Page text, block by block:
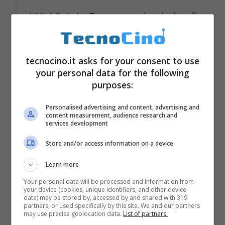
#HaVintoLaDemocraziasi alza il
siparietto Grillo e Salvini
pic.twitter.com/MZ4m5uhgme
tecnocino.it asks for your consent to use
your personal data for the following
purposes:
Personalised advertising and content, advertising and
content measurement, audience research and
services development
Store and/or access information on a device
Learn more
Your personal data will be processed and information from
your device (cookies, unique identifiers, and other device
data) may be stored by, accessed by and shared with 319
partners, or used specifically by this site. We and our partners
may use precise geolocation data. List of partners.